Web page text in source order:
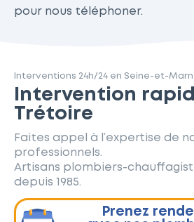
pour nous téléphoner.
Interventions 24h/24 en Seine-et-
Intervention
Trétoire
Faites appel à l’expertise de
professionnels.
Artisans plombiers-
depuis 1985.
Prenez